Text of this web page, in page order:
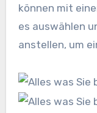
können mit
es auswählen
anstellen, um